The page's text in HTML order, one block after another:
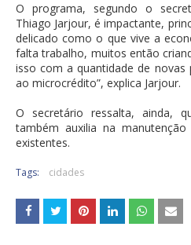
O programa, segundo o
Thiago Jarjour, é impactante,
delicado como o que vive a
falta trabalho, muitos então
isso com a quantidade de novas
ao microcrédito”, explica Jarjour.
O secretário ressalta, ainda,
também auxilia na
existentes.
Tags: cidades